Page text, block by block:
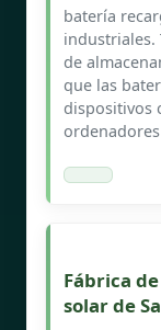
batería
industriales.
de
que las
dispositivos
Fábrica
solar de